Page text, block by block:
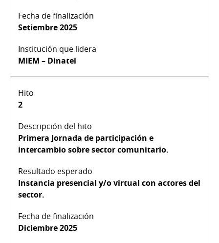
Setiembre 2025
MIEM – Dinatel
2
Primera Jornada de participación e
intercambio sobre sector comunitario.
Instancia presencial y/o virtual con actores del
sector.
Diciembre 2025